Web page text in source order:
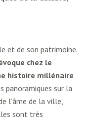
et de son patrimoine.
chez le
histoire millénaire
panoramiques sur la
l’âme de la ville,
sont très